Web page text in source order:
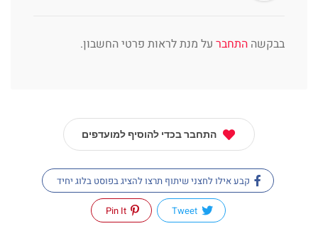
בבקשה התחבר על מנת לראות פרטי החשבון.
התחבר בכדי להוסיף למועדפים
קבע אילו לחצני שיתוף תרצו להציג בפוסט בלוג יחיד
Tweet
Pin It